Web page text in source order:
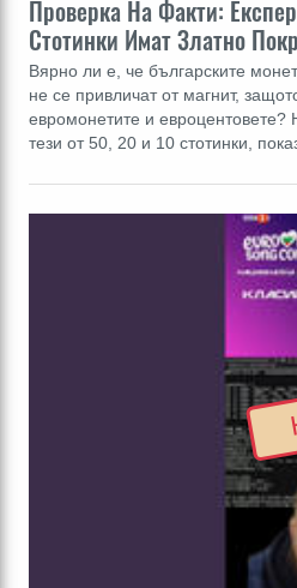
Проверка На Факти:
Стотинки Имат Златно
Вярно ли е, че българските
не се привличат от магнит,
евромонетите и евроцентовете?
тези от 50, 20 и 10 стотинки,